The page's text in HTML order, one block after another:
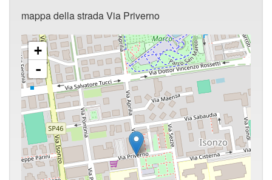
mappa della strada Via Priverno
+
-